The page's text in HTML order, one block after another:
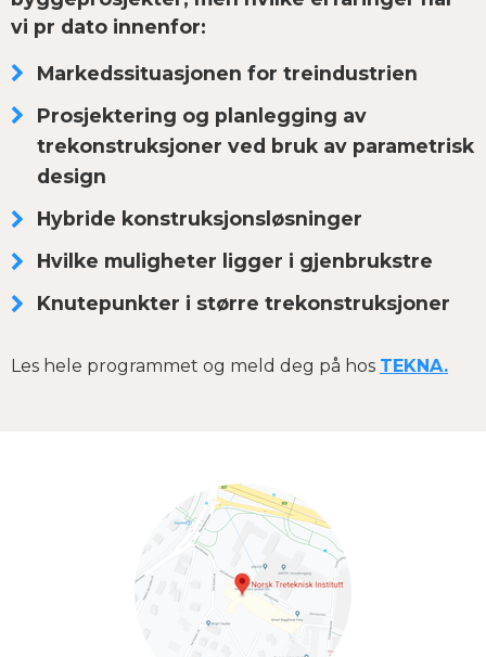
vi pr dato innenfor:
Markedssituasjonen for treindustrien
Prosjektering og planlegging av
trekonstruksjoner ved bruk av parametrisk
design
Hybride konstruksjonsløsninger
Hvilke muligheter ligger i gjenbrukstre
Knutepunkter i større trekonstruksjoner
Les hele programmet og meld deg på hos TEKNA.